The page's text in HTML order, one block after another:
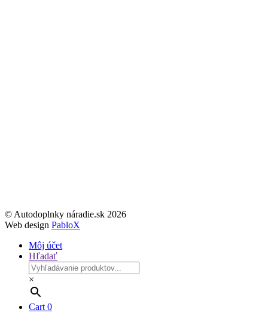
© Autodoplnky náradie.sk 2026
Web design PabloX
Môj účet
Hľadať
×
Cart 0